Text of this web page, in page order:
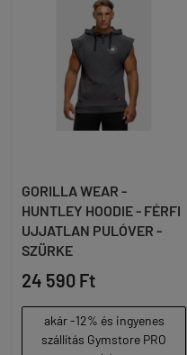
GORILLA WEAR -
HUNTLEY HOODIE - FÉRFI
UJJATLAN PULÓVER -
SZÜRKE
24 590 Ft
akár -12% és ingyenes
szállítás Gymstore PRO